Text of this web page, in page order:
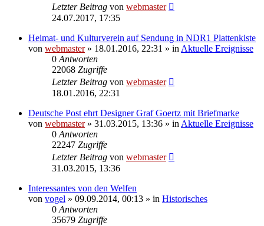
Letzter Beitrag von webmaster
24.07.2017, 17:35
Heimat- und Kulturverein auf Sendung in NDR1 Plattenkiste
von webmaster» 18.01.2016, 22:31 » in Aktuelle Ereignisse
0 Antworten
22068 Zugriffe
Letzter Beitrag von webmaster
18.01.2016, 22:31
Deutsche Post ehrt Designer Graf Goertz mit Briefmarke
von webmaster» 31.03.2015, 13:36 » in Aktuelle Ereignisse
0 Antworten
22247 Zugriffe
Letzter Beitrag von webmaster
31.03.2015, 13:36
Interessantes von den Welfen
von vogel » 09.09.2014, 00:13 » in Historisches
0 Antworten
35679 Zugriffe